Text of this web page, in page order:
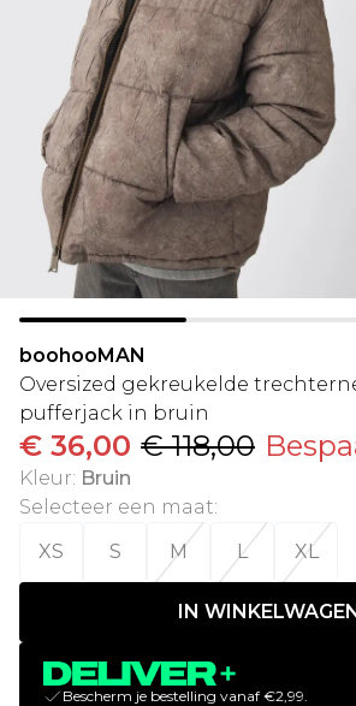
boohooMAN
Oversized gekreukelde
pufferjack in bruin
€ 36,00 € 118,00
Kleur: Bruin
Selecteer een maat:
XS
S M L XL
IN
Bescherm je bestelling vanaf €2,99.